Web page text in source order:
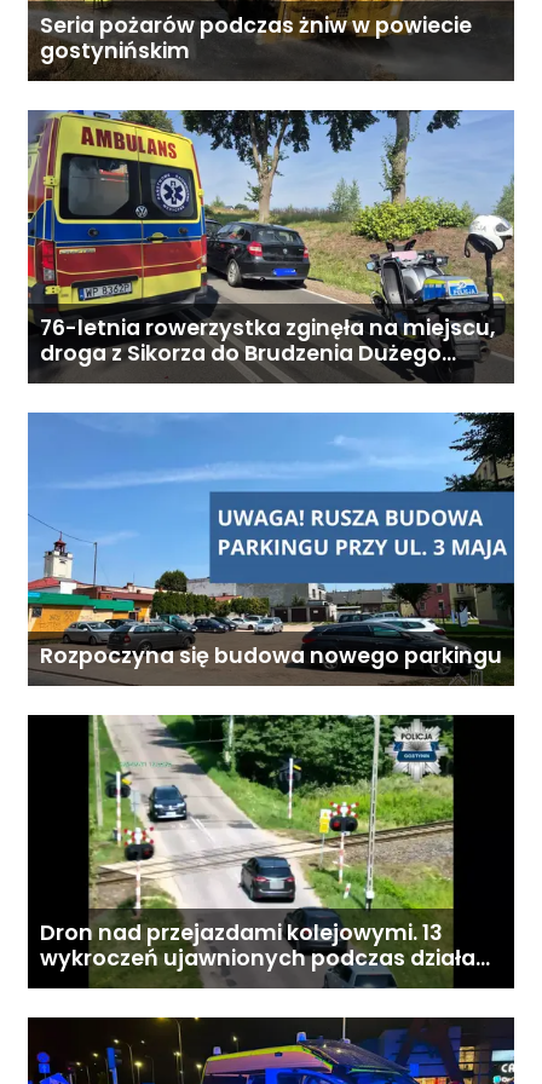
284 828 Poniedziałek–piątek,
9:00–18:00
Seria pożarów podczas żniw w powiecie
gostynińskim
76-letnia rowerzystka zginęła na miejscu,
droga z Sikorza do Brudzenia Dużego
zablokowana
Rozpoczyna się budowa nowego parkingu
Dron nad przejazdami kolejowymi. 13
wykroczeń ujawnionych podczas działań
„Bezpieczny przejazd kolejowy”